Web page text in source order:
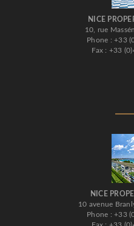
NICE
10, rue
Phone : +33
Fax : +33
NICE
10 avenue
Phone : +33